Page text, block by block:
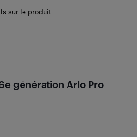
sur le produit
génération Arlo Pro